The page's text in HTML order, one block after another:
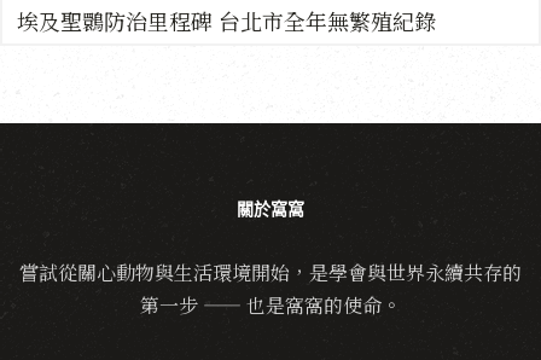
埃及聖䴉防治里程碑 台北市全年無繁殖紀錄
關於窩窩
嘗試從關心動物與生活環境開始，是學會與世界永續共存的
第一步 —— 也是窩窩的使命。